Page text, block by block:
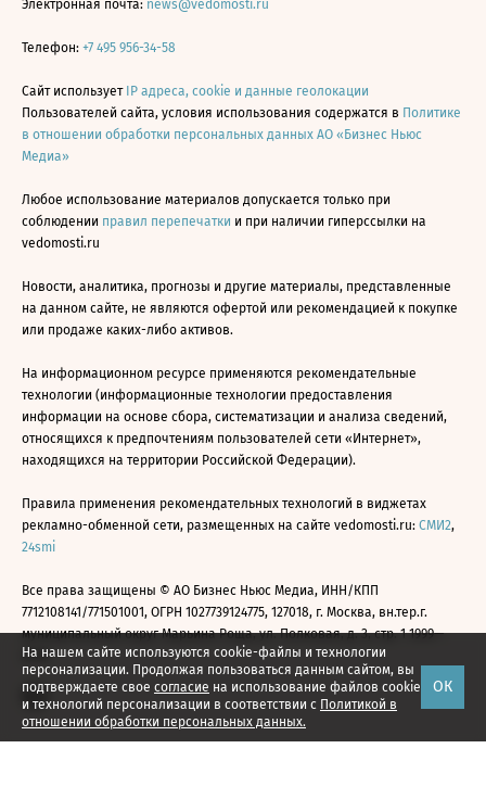
На нашем сайте используются cookie-файлы и технологии
персонализации. Продолжая пользоваться данным сайтом, вы
подтверждаете свое согласие на использование файлов cookie
и технологий персонализации в соответствии с Политикой в
отношении обработки персональных данных.
ОК
Электронная почта: news@vedomosti.ru
Телефон: +7 495 956-34-58
Сайт использует IP адреса, cookie и данные геолокации
Пользователей сайта, условия использования содержатся в Политике
в отношении обработки персональных данных АО «Бизнес Ньюс
Медиа»
Любое использование материалов допускается только при
соблюдении правил перепечатки и при наличии гиперссылки на
vedomosti.ru
Новости, аналитика, прогнозы и другие материалы, представленные
на данном сайте, не являются офертой или рекомендацией к покупке
или продаже каких-либо активов.
На информационном ресурсе применяются рекомендательные
технологии (информационные технологии предоставления
информации на основе сбора, систематизации и анализа сведений,
относящихся к предпочтениям пользователей сети «Интернет»,
находящихся на территории Российской Федерации).
Правила применения рекомендательных технологий в виджетах
рекламно-обменной сети, размещенных на сайте vedomosti.ru: СМИ2,
24smi
Все права защищены © АО Бизнес Ньюс Медиа, ИНН/КПП
7712108141/771501001, ОГРН 1027739124775, 127018, г. Москва, вн.тер.г.
муниципальный округ Марьина Роща, ул. Полковая, д. 3, стр. 1 1999—
2026